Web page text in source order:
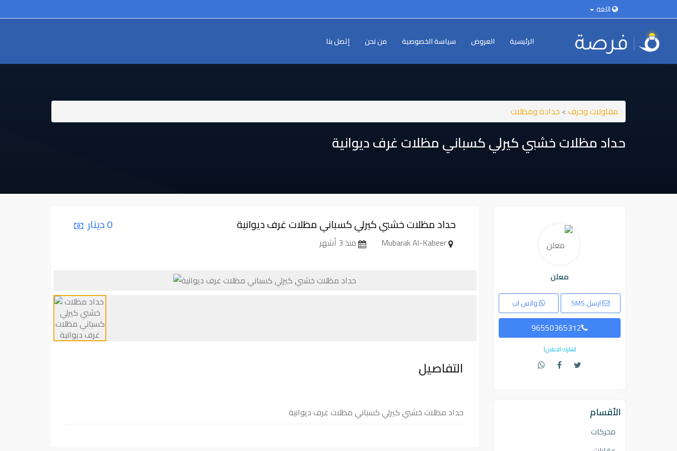
اللغة
الرئيسية العروض سياسة الخصوصية من نحن إتصل بنا
مقاولات وحرف> حدادة ومظلات
حداد مظلات خشبي كيرلي كسباني مظلات غرف ديوانية
حداد مظلات خشبي كيرلي كسباني مظلات غرف ديوانية
Mubarak Al-Kabeer منذ 3 أشهر
0 دينار
التفاصيل
حداد مظلات خشبي كيرلي كسباني مظلات غرف ديوانية
معلن
ارسل SMS واتس اب
96550365312
(شارك الاعلان)
الأقسام
محركات